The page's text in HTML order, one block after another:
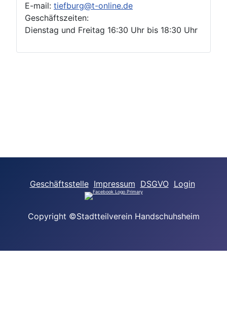
E-mail: tiefburg@t-online.de
Geschäftszeiten:
Dienstag und Freitag 16:30 Uhr bis 18:30 Uhr
Geschäftsstelle Impressum DSGVO Login
Copyright ©Stadtteilverein Handschuhsheim